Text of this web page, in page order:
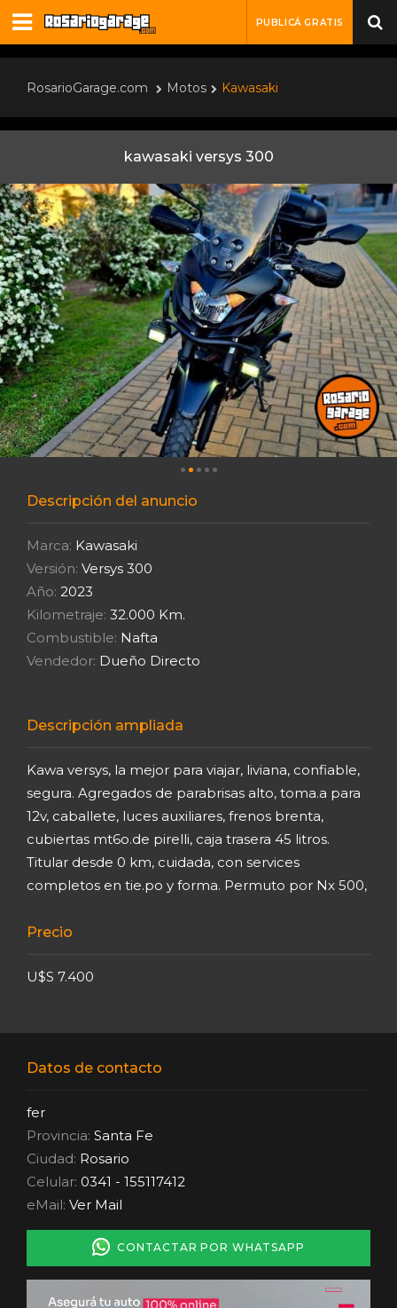
PUBLICÁ GRATIS
RosarioGarage.com Motos Kawasaki
kawasaki versys 300
Descripción del anuncio
Marca: Kawasaki
Versión: Versys 300
Año: 2023
Kilometraje: 32.000 Km.
Combustible: Nafta
Vendedor: Dueño Directo
Descripción ampliada
Kawa versys, la mejor para viajar, liviana, confiable,
segura. Agregados de parabrisas alto, toma.a para
12v, caballete, luces auxiliares, frenos brenta,
cubiertas mt6o.de pirelli, caja trasera 45 litros.
Titular desde 0 km, cuidada, con services
completos en tie.po y forma. Permuto por Nx 500,
Precio
U$S 7.400
Datos de contacto
fer
Provincia: Santa Fe
Ciudad: Rosario
Celular: 0341 - 155117412
eMail: Ver Mail
CONTACTAR POR WHATSAPP